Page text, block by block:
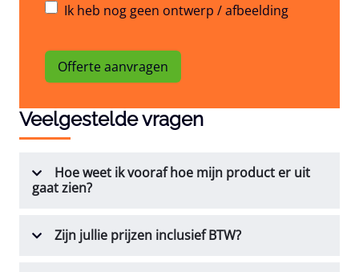
Ik heb nog geen ontwerp / afbeelding
Offerte aanvragen
Veelgestelde vragen
Hoe weet ik vooraf hoe mijn product er uit
gaat zien?
Zijn jullie prijzen inclusief BTW?